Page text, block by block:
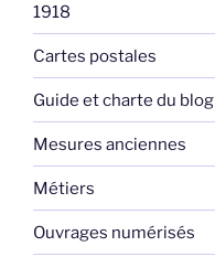
1918
Cartes postales
Guide et charte du blog
Mesures anciennes
Métiers
Ouvrages numérisés